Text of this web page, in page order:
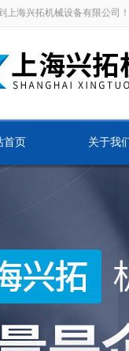
上海兴拓机械设备有限公司！
首页 关于我